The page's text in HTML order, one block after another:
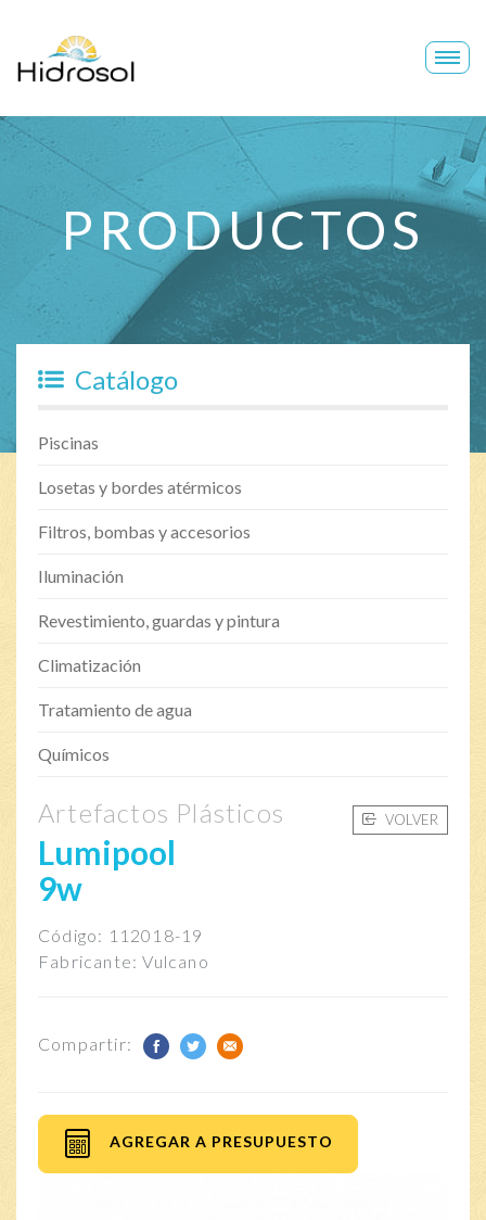
Hidrosol
PRODUCTOS
Catálogo
Piscinas
Losetas y bordes atérmicos
Filtros, bombas y accesorios
Iluminación
Revestimiento, guardas y pintura
Climatización
Tratamiento de agua
Químicos
Artefactos Plásticos VOLVER
Lumipool
9w
Código: 112018-19
Fabricante: Vulcano
Compartir:
AGREGAR A PRESUPUESTO